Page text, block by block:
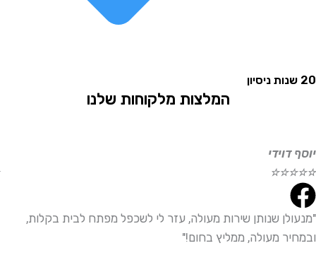
המלצות מלקוחות שלנו
☆
☆
שנותן שירות מעולה, עזר לי לשכפל מפתח לבית בקלות,
מעולה, ממליץ בחום!"